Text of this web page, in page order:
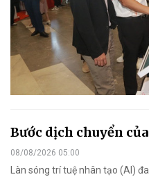
Bước dịch chuyển
08/08/2026 05:00
Làn sóng trí tuệ nhân tạo (AI)